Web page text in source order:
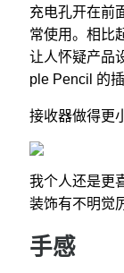
充电孔开在前
常使用。相比
让人怀疑产品
ple Pencil 的
接收器做得更
我个人还是更
装饰有不明觉
手感